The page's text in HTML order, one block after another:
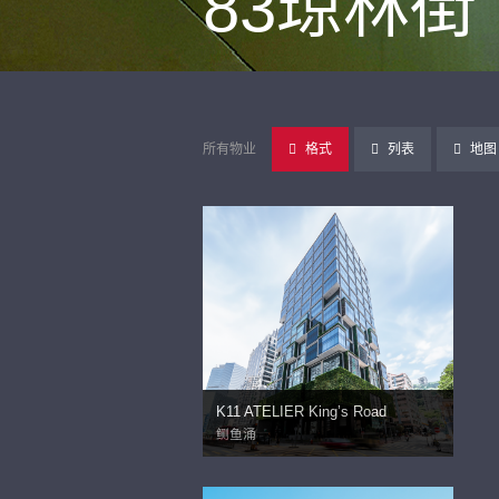
所有物业 格式 列表 地图
K11 ATELIER King’s Road
鲗鱼涌